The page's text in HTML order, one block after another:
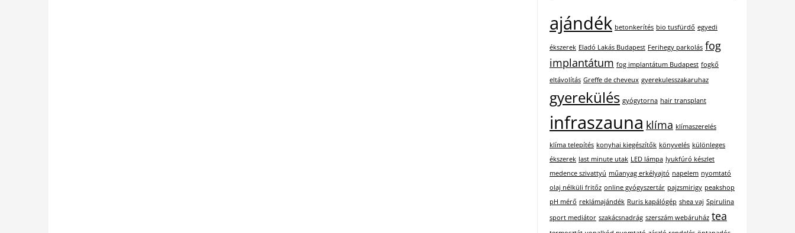
ajándék betonkerítés bio tusfürdő egyedi
ékszerek Eladó Lakás Budapest Ferihegy parkolás fog
implantátum fog implantátum Budapest fogkő
eltávolítás Greffe de cheveux gyerekulesszakaruhaz
gyerekülés gyógytorna hair transplant
infraszauna klíma klímaszerelés
klíma telepítés konyhai kiegészítők könyvelés különleges
ékszerek last minute utak LED lámpa lyukfúró készlet
medence szivattyú műanyag erkélyajtó napelem nyomtató
olaj nélküli fritőz online gyógyszertár pajzsmirigy peakshop
pH mérő reklámajándék Ruris kapálógép shea vaj Spirulina
sport mediátor szakácsnadrág szerszám webáruház tea